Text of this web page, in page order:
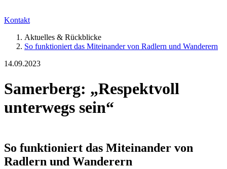
Kontakt
Aktuelles & Rückblicke
So funktioniert das Miteinander von Radlern und Wanderern
14.09.2023
Samerberg: „Respektvoll
unterwegs sein“
So funktioniert das Miteinander von
Radlern und Wanderern